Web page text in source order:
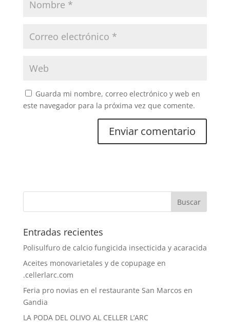
Guarda mi nombre, correo electrónico y web en
este navegador para la próxima vez que comente.
Entradas recientes
Polisulfuro de calcio fungicida insecticida y acaracida
Aceites monovarietales y de copupage en
.cellerlarc.com
Feria pro novias en el restaurante San Marcos en
Gandia
LA PODA DEL OLIVO AL CELLER L’ARC